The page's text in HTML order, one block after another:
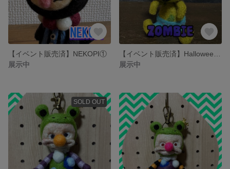
【イベント販売済】NEKOPI①
展示中
展示中
SOLD OUT